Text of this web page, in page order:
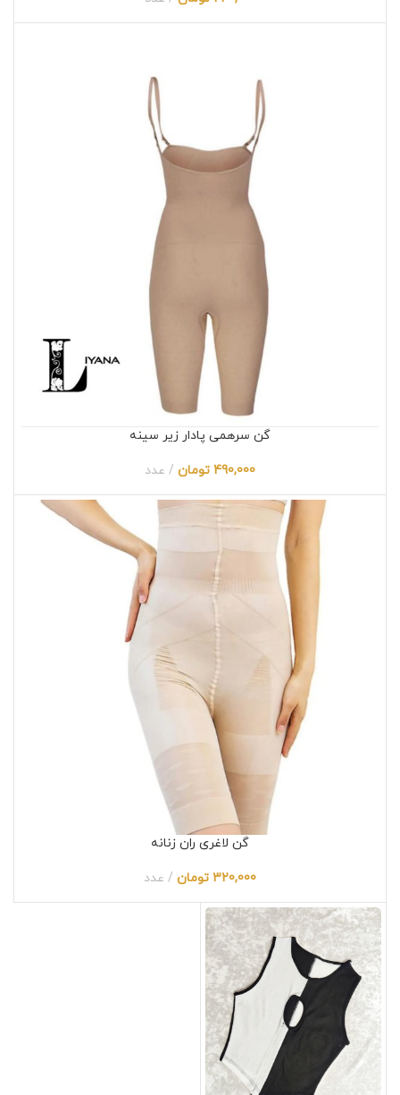
گن سرهمی پادار زیر سینه
490,000 تومان عدد
گن لاغری ران زنانه
320,000 تومان عدد